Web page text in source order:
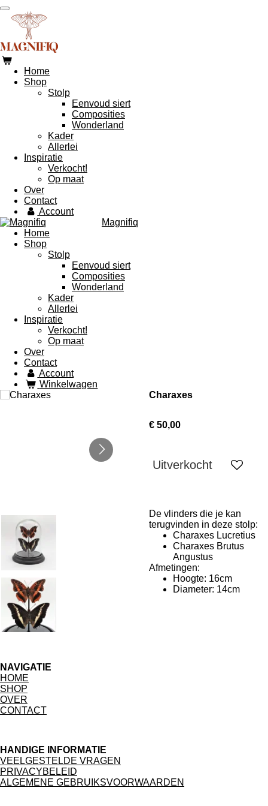
Ga
direct
de
hoofdinhoud
Home
Shop
Stolp
Eenvoud siert
Composities
Wonderland
Kader
Allerlei
Inspiratie
Verkocht!
Op maat
Over
Contact
Account
Magnifiq
Home
Shop
Stolp
Eenvoud siert
Composities
Wonderland
Kader
Allerlei
Inspiratie
Verkocht!
Op maat
Over
Contact
Account
Winkelwagen
Charaxes
€ 50,00
Uitverkocht
De vlinders die je kan
terugvinden in deze stolp:
Charaxes Lucretius
Charaxes Brutus
Angustus
Afmetingen:
Hoogte: 16cm
Diameter: 14cm
NAVIGATIE
HOME
SHOP
OVER
CONTACT
HANDIGE INFORMATIE
VEELGESTELDE VRAGEN
PRIVACYBELEID
ALGEMENE GEBRUIKSVOORWAARDEN